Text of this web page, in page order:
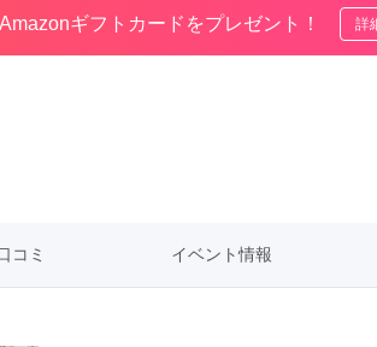
振袖
ギフトカードをプレゼント！ 詳
コミ イベント情報